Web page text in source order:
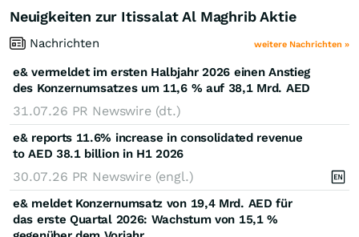
Neuigkeiten zur Itissalat Al Maghrib Aktie
Nachrichten weitere Nachrichten »
e& vermeldet im ersten Halbjahr 2026 einen Anstieg
des Konzernumsatzes um 11,6 % auf 38,1 Mrd. AED
31.07.26 PR Newswire (dt.)
e& reports 11.6% increase in consolidated revenue
to AED 38.1 billion in H1 2026
30.07.26 PR Newswire (engl.)
e& meldet Konzernumsatz von 19,4 Mrd. AED für
das erste Quartal 2026: Wachstum von 15,1 %